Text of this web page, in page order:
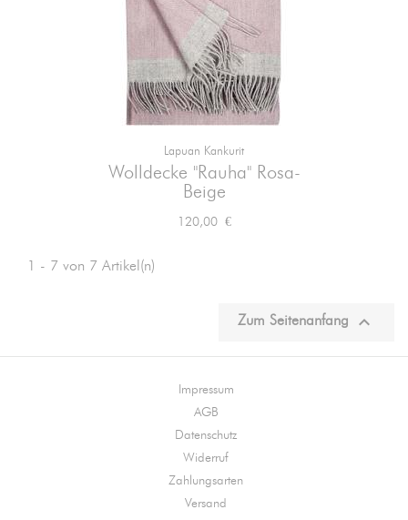
Lapuan Kankurit
Wolldecke "Rauha" Rosa-
Beige
Preis
120,00 €
1 - 7 von 7 Artikel(n)
Zum Seitenanfang 
Impressum
AGB
Datenschutz
Widerruf
Zahlungsarten
Versand